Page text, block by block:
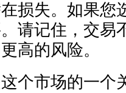
损失。如果您
请记住，交易
高的风险。
个市场的一个